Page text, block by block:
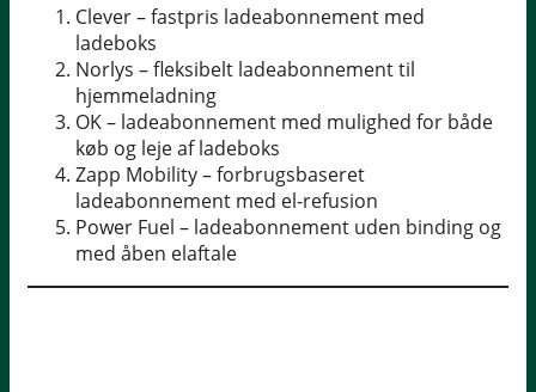
Clever – fastpris ladeabonnement med
ladeboks
Norlys – fleksibelt ladeabonnement til
hjemmeladning
OK – ladeabonnement med mulighed for både
køb og leje af ladeboks
Zapp Mobility – forbrugsbaseret
ladeabonnement med el-refusion
Power Fuel – ladeabonnement uden binding og
med åben elaftale